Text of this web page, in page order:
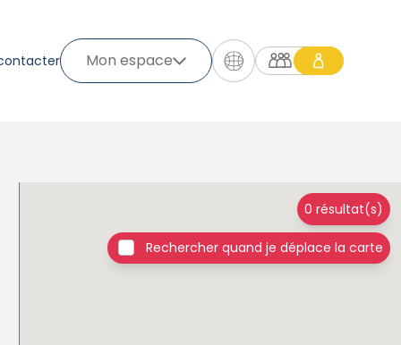
Mon espace
0 résultat(s)
Rechercher quand je déplace la carte